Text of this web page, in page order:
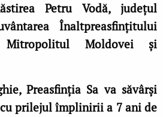
Petru Vodă, județul
Înaltpreasfințitului
Mitropolitul Moldovei și
Preasfinția Sa va săvârși
prilejul împlinirii a 7 ani de